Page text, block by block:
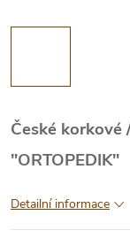
České
"ORTOPEDIK"
Detailní informace